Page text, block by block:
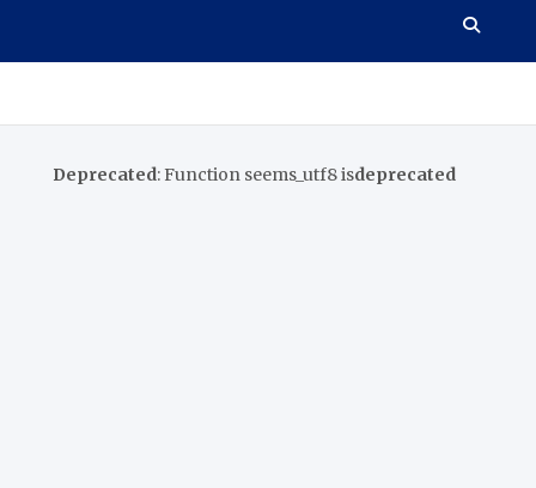
Deprecated: Function seems_utf8 isdeprecated